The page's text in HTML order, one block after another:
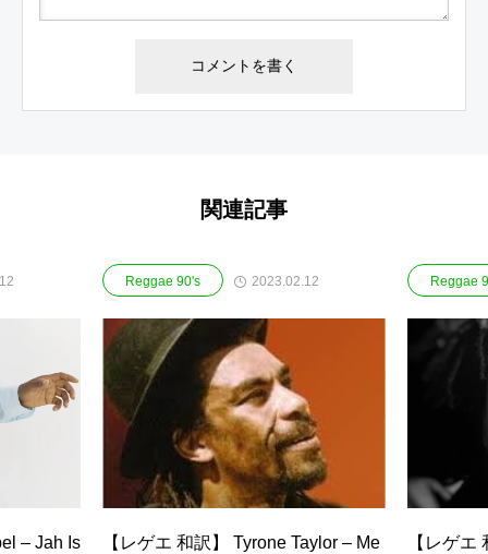
関連記事
– Jah Is
Reggae 90's 2023.02.12
【レゲエ 和訳】 Tyrone Taylor – Me
Reggae
【レゲ